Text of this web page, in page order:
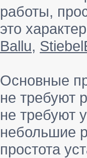
работы,
это
Ballu,
Основные
не требуют
не требуют
небольшие
простота